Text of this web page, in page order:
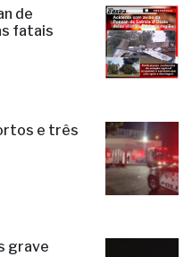
de
fatais
e três
grave